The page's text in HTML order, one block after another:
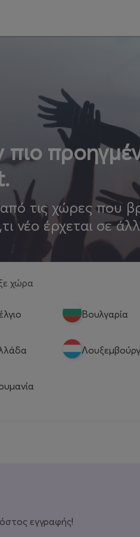
τις χώρες που
νέο έρχεται σε
χώρα
Βουλγαρία
εγγραφής!